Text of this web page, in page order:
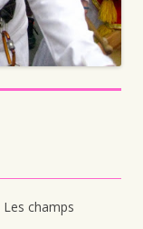
Les champs